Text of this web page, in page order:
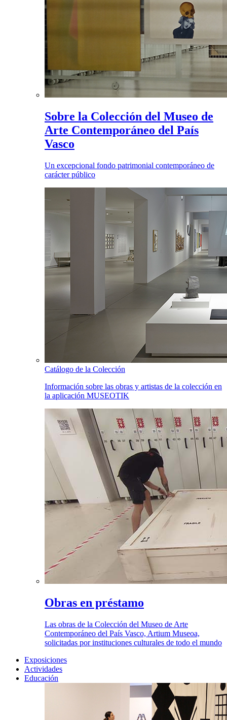
Sobre la Colección del Museo de
Arte Contemporáneo del País
Vasco
Un excepcional fondo patrimonial contemporáneo de
carácter público
Catálogo de la Colección
Información sobre las obras y artistas de la colección en
la aplicación MUSEOTIK
Obras en préstamo
Las obras de la Colección del Museo de Arte
Contemporáneo del País Vasco, Artium Museoa,
solicitadas por instituciones culturales de todo el mundo
Exposiciones
Actividades
Educación